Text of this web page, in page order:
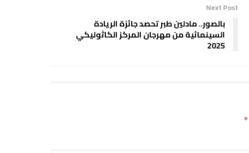
Next Post
بالصور.. مادلين طبر تحصد جائزة الريادة
السينمائية من مهرجان المركز الكاثوليكي
2025
*